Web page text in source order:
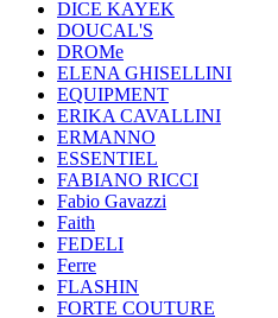
DICE KAYEK
DOUCAL'S
DROMe
ELENA GHISELLINI
EQUIPMENT
ERIKA CAVALLINI
ERMANNO
ESSENTIEL
FABIANO RICCI
Fabio Gavazzi
Faith
FEDELI
Ferre
FLASHIN
FORTE COUTURE